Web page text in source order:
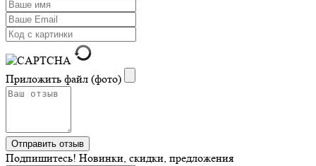
Приложить файл (фото)
Подпишитесь! Новинки, скидки, предложения